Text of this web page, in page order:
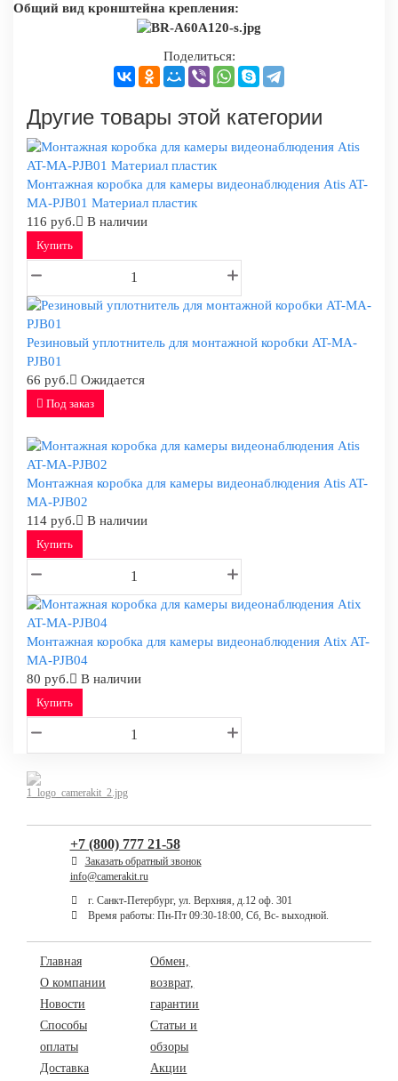
Общий вид кронштейна крепления:
Поделиться:
Другие товары этой категории
Монтажная коробка для камеры видеонаблюдения Atis AT-
MA-PJB01 Материал пластик
116 руб.
В наличии
Купить
Резиновый уплотнитель для монтажной коробки AT-MA-
PJB01
66 руб.
Ожидается
Под заказ
Монтажная коробка для камеры видеонаблюдения Atis AT-
MA-PJB02
114 руб.
В наличии
Купить
Монтажная коробка для камеры видеонаблюдения Atix AT-
MA-PJB04
80 руб.
В наличии
Купить
+7 (800) 777 21-58
Заказать обратный звонок
info@camerakit.ru
г. Санкт-Петербург, ул. Верхняя, д.12 оф. 301
Время работы: Пн-Пт 09:30-18:00, Сб, Вс- выходной.
Главная
О компании
Новости
Способы
оплаты
Доставка
Обмен,
возврат,
гарантии
Статьи и
обзоры
Акции